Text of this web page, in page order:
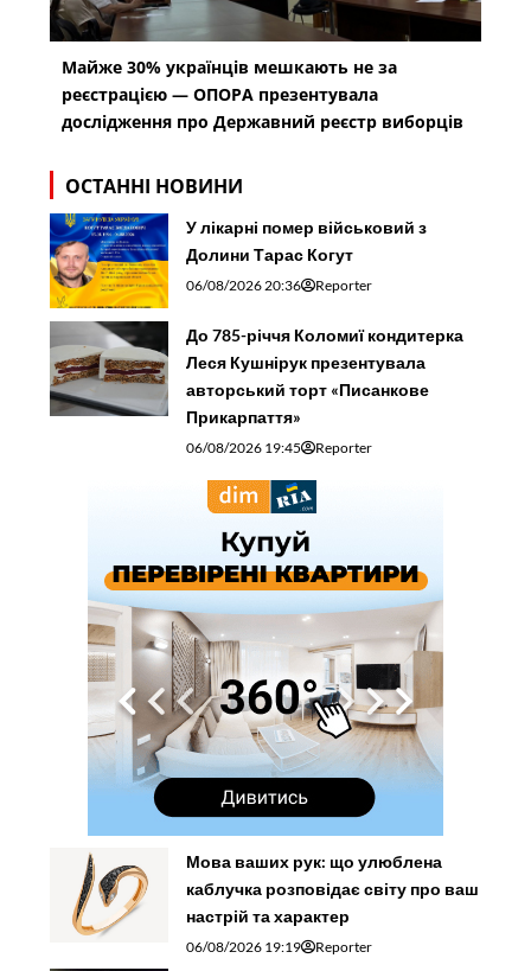
Майже 30% українців мешкають не за
реєстрацією — ОПОРА презентувала
дослідження про Державний реєстр виборців
ОСТАННІ НОВИНИ
У лікарні помер військовий з
Долини Тарас Когут
06/08/2026 20:36 Reporter
До 785-річчя Коломиї кондитерка
Леся Кушнірук презентувала
авторський торт «Писанкове
Прикарпаття»
06/08/2026 19:45 Reporter
Мова ваших рук: що улюблена
каблучка розповідає світу про ваш
настрій та характер
06/08/2026 19:19 Reporter